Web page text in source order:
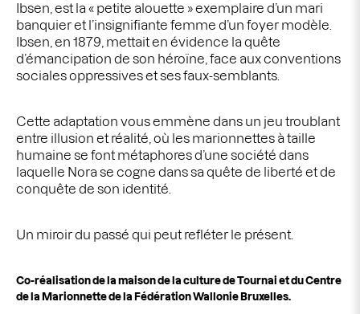
Ibsen, est la « petite alouette » exemplaire d’un mari
banquier et l’insignifiante femme d’un foyer modèle.
Ibsen, en 1879, mettait en évidence la quête
d’émancipation de son héroïne, face aux conventions
sociales oppressives et ses faux-semblants.
Cette adaptation vous emmène dans un jeu troublant
entre illusion et réalité, où les marionnettes à taille
humaine se font métaphores d’une société dans
laquelle Nora se cogne dans sa quête de liberté et de
conquête de son identité.
Un miroir du passé qui peut refléter le présent.
Co-réalisation de la maison de la culture de Tournai et du Centre
de la Marionnette de la Fédération Wallonie Bruxelles.